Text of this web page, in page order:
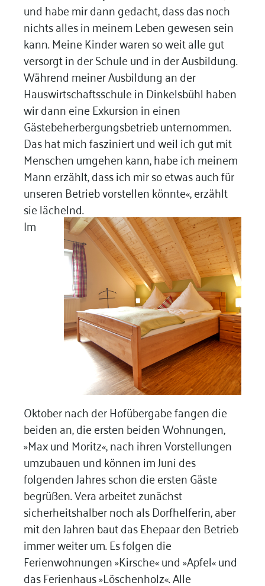
und habe mir dann gedacht, dass das noch
nichts alles in meinem Leben gewesen sein
kann. Meine Kinder waren so weit alle gut
versorgt in der Schule und in der Ausbildung.
Während meiner Ausbildung an der
Hauswirtschaftsschule in Dinkelsbühl haben
wir dann eine Exkursion in einen
Gästebeherbergungsbetrieb unternommen.
Das hat mich fasziniert und weil ich gut mit
Menschen umgehen kann, habe ich meinem
Mann erzählt, dass ich mir so etwas auch für
unseren Betrieb vorstellen könnte«, erzählt
sie lächelnd.
Im
Oktober nach der Hofübergabe fangen die
beiden an, die ersten beiden Wohnungen,
»Max und Moritz«, nach ihren Vorstellungen
umzubauen und können im Juni des
folgenden Jahres schon die ersten Gäste
begrüßen. Vera arbeitet zunächst
sicherheitshalber noch als Dorfhelferin, aber
mit den Jahren baut das Ehepaar den Betrieb
immer weiter um. Es folgen die
Ferienwohnungen »Kirsche« und »Apfel« und
das Ferienhaus »Löschenholz«. Alle